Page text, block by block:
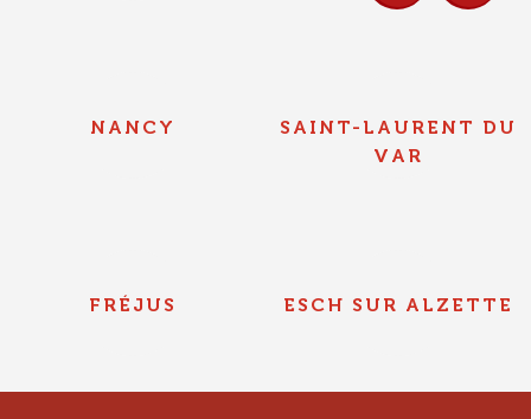
NANCY
SAINT-LAURENT DU
VAR
FRÉJUS ESCH SUR ALZETTE